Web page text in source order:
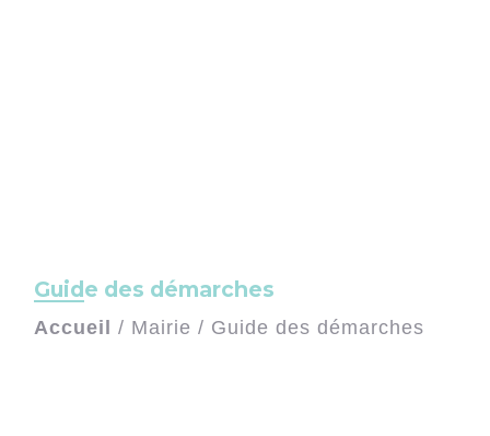
Guide des démarches
Accueil / Mairie / Guide des démarches